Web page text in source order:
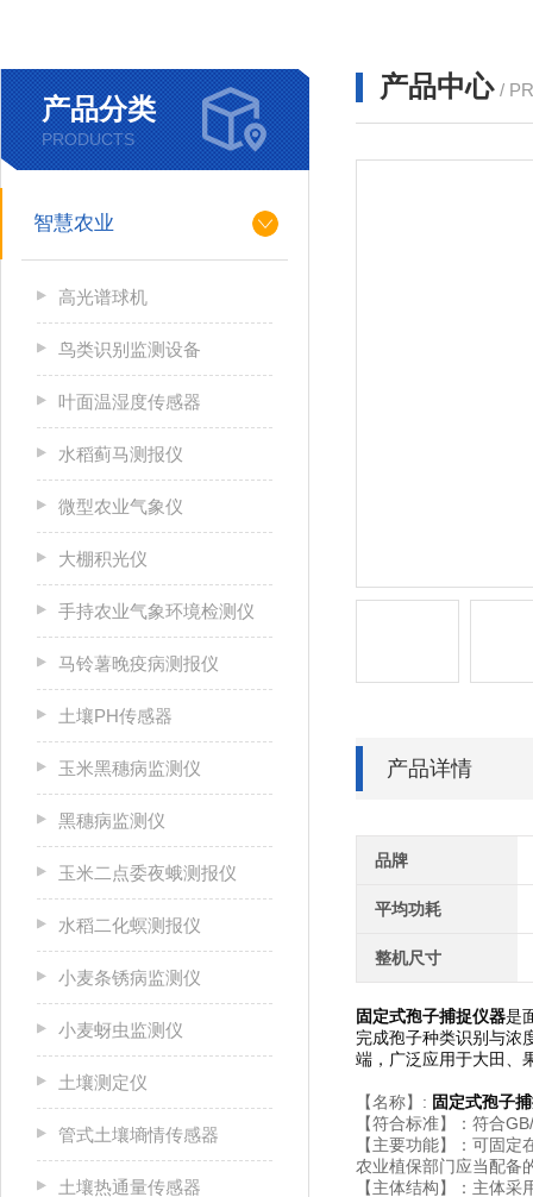
产品分类
PRODUCTS
智慧农业
高光谱球机
鸟类识别监测设备
叶面温湿度传感器
水稻蓟马测报仪
微型农业气象仪
大棚积光仪
手持农业气象环境检测仪
马铃薯晚疫病测报仪
土壤PH传感器
玉米黑穗病监测仪
黑穗病监测仪
玉米二点委夜蛾测报仪
水稻二化螟测报仪
小麦条锈病监测仪
小麦蚜虫监测仪
土壤测定仪
管式土壤墒情传感器
土壤热通量传感器
产品中心 /
产品详情
品牌
平均功耗
整机尺寸
固定式孢子捕捉仪器是
完成孢子种类识别与浓
端，广泛应用于大田、
【名称】: 固定式孢子
【符合标准】：符合
【主要功能】：可固
农业植保部门应当配备
【主体结构】：主体